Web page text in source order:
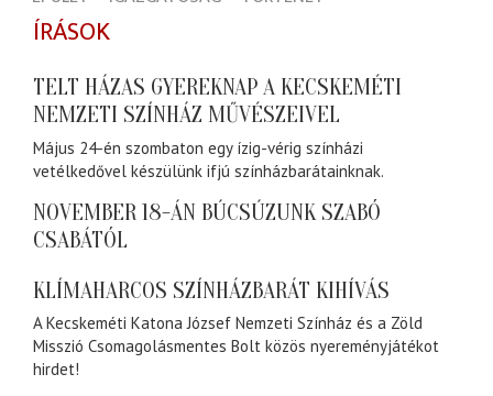
ÍRÁSOK
TELT HÁZAS GYEREKNAP A KECSKEMÉTI
NEMZETI SZÍNHÁZ MŰVÉSZEIVEL
Május 24-én szombaton egy ízig-vérig színházi
vetélkedővel készülünk ifjú színházbarátainknak.
NOVEMBER 18-ÁN BÚCSÚZUNK SZABÓ
CSABÁTÓL
KLÍMAHARCOS SZÍNHÁZBARÁT KIHÍVÁS
A Kecskeméti Katona József Nemzeti Színház és a Zöld
Misszió Csomagolásmentes Bolt közös nyereményjátékot
hirdet!